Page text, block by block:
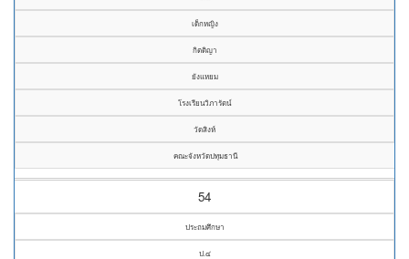
เด็กหญิง
กิตติญา
ยังแหยม
โรงเรียนวิภารัตน์
วัดสิงห์
คณะจังหวัดปทุมธานี
54
ประถมศึกษา
ป.๔